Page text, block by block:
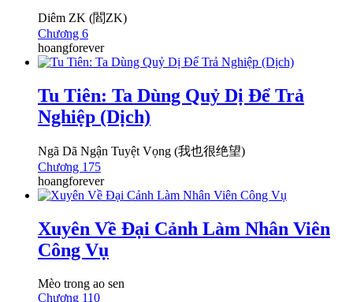
Diêm ZK (閻ZK)
Chương 6
hoangforever
Tu Tiên: Ta Dùng Quỷ Dị Để Trả
Nghiệp (Dịch)
Ngã Dã Ngận Tuyệt Vọng (我也很绝望)
Chương 175
hoangforever
Xuyên Về Đại Cảnh Làm Nhân Viên
Công Vụ
Mèo trong ao sen
Chương 110